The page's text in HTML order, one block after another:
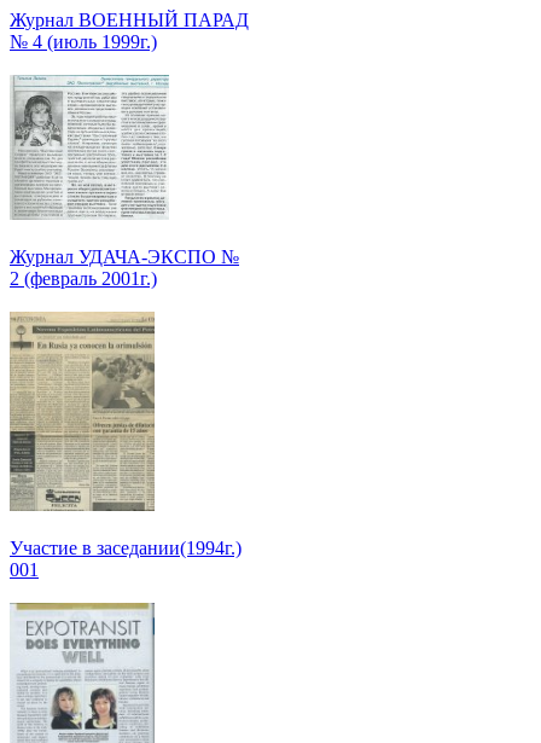
Журнал ВОЕННЫЙ ПАРАД
№ 4 (июль 1999г.)
Журнал УДАЧА-ЭКСПО №
2 (февраль 2001г.)
Участие в заседании(1994г.)
001